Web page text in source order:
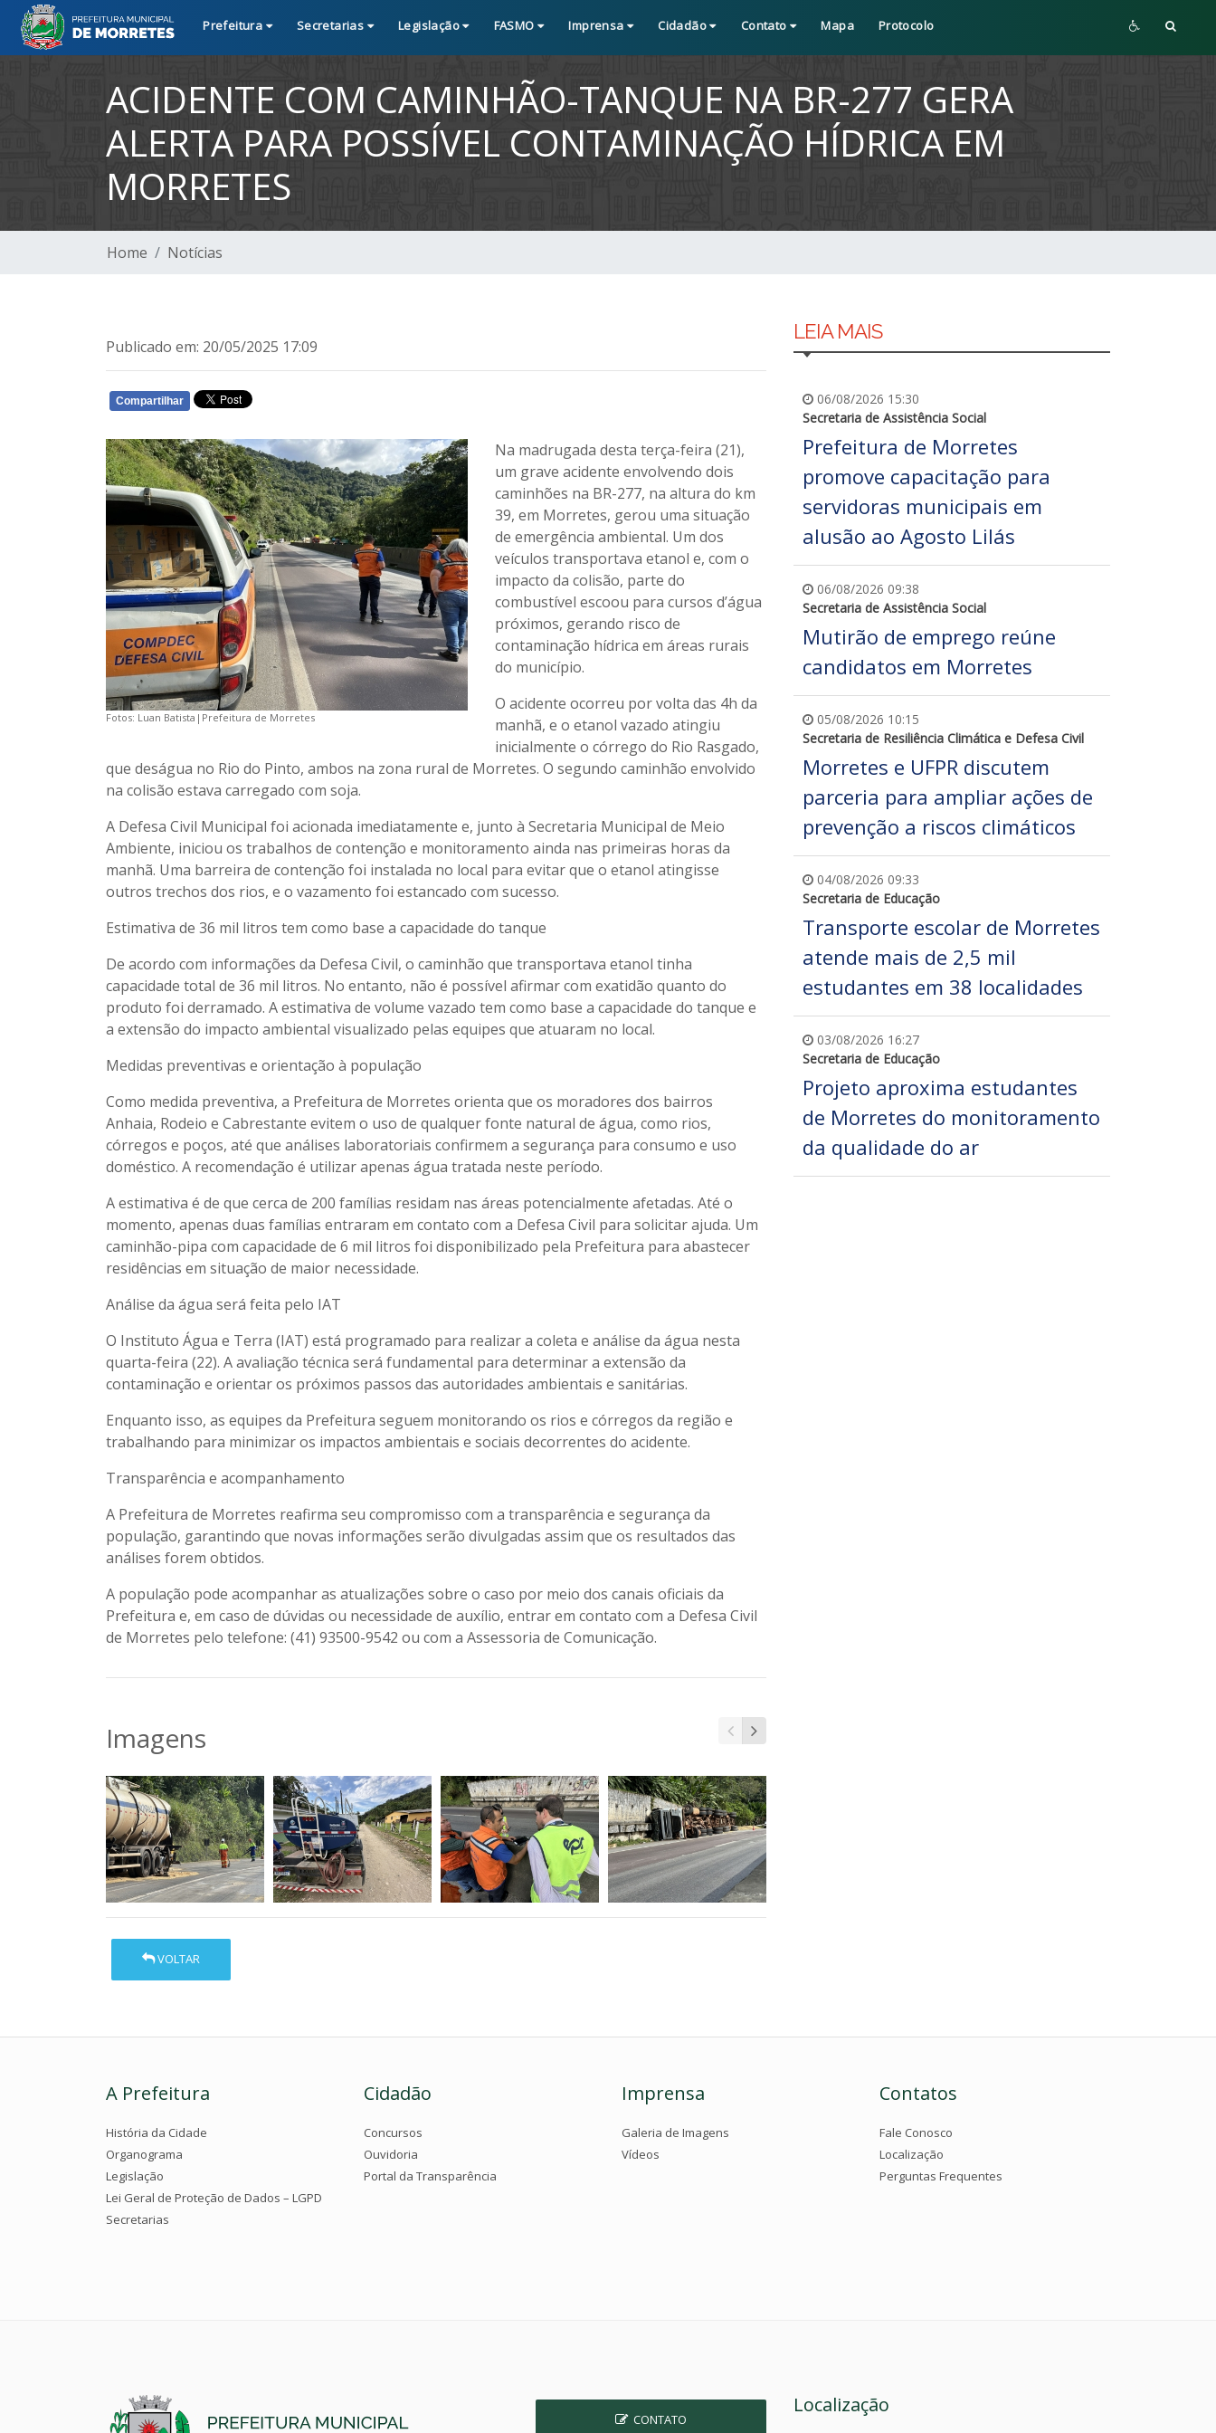
Prefeitura Secretarias Legislação FASMO Imprensa Cidadão Contato Mapa Protocolo
ACIDENTE COM CAMINHÃO-TANQUE NA BR-277 GERA
ALERTA PARA POSSÍVEL CONTAMINAÇÃO HÍDRICA EM
MORRETES
Home Notícias
Publicado em: 20/05/2025 17:09
Compartilhar
Fotos: Luan Batista|Prefeitura de Morretes
Na madrugada desta terça-feira (21),
um grave acidente envolvendo dois
caminhões na BR-277, na altura do km
39, em Morretes, gerou uma situação
de emergência ambiental. Um dos
veículos transportava etanol e, com o
impacto da colisão, parte do
combustível escoou para cursos d’água
próximos, gerando risco de
contaminação hídrica em áreas rurais
do município.
O acidente ocorreu por volta das 4h da
manhã, e o etanol vazado atingiu
inicialmente o córrego do Rio Rasgado,
que deságua no Rio do Pinto, ambos na zona rural de Morretes. O segundo caminhão envolvido
na colisão estava carregado com soja.
A Defesa Civil Municipal foi acionada imediatamente e, junto à Secretaria Municipal de Meio
Ambiente, iniciou os trabalhos de contenção e monitoramento ainda nas primeiras horas da
manhã. Uma barreira de contenção foi instalada no local para evitar que o etanol atingisse
outros trechos dos rios, e o vazamento foi estancado com sucesso.
Estimativa de 36 mil litros tem como base a capacidade do tanque
De acordo com informações da Defesa Civil, o caminhão que transportava etanol tinha
capacidade total de 36 mil litros. No entanto, não é possível afirmar com exatidão quanto do
produto foi derramado. A estimativa de volume vazado tem como base a capacidade do tanque e
a extensão do impacto ambiental visualizado pelas equipes que atuaram no local.
Medidas preventivas e orientação à população
Como medida preventiva, a Prefeitura de Morretes orienta que os moradores dos bairros
Anhaia, Rodeio e Cabrestante evitem o uso de qualquer fonte natural de água, como rios,
córregos e poços, até que análises laboratoriais confirmem a segurança para consumo e uso
doméstico. A recomendação é utilizar apenas água tratada neste período.
A estimativa é de que cerca de 200 famílias residam nas áreas potencialmente afetadas. Até o
momento, apenas duas famílias entraram em contato com a Defesa Civil para solicitar ajuda. Um
caminhão-pipa com capacidade de 6 mil litros foi disponibilizado pela Prefeitura para abastecer
residências em situação de maior necessidade.
Análise da água será feita pelo IAT
O Instituto Água e Terra (IAT) está programado para realizar a coleta e análise da água nesta
quarta-feira (22). A avaliação técnica será fundamental para determinar a extensão da
contaminação e orientar os próximos passos das autoridades ambientais e sanitárias.
Enquanto isso, as equipes da Prefeitura seguem monitorando os rios e córregos da região e
trabalhando para minimizar os impactos ambientais e sociais decorrentes do acidente.
Transparência e acompanhamento
A Prefeitura de Morretes reafirma seu compromisso com a transparência e segurança da
população, garantindo que novas informações serão divulgadas assim que os resultados das
análises forem obtidos.
A população pode acompanhar as atualizações sobre o caso por meio dos canais oficiais da
Prefeitura e, em caso de dúvidas ou necessidade de auxílio, entrar em contato com a Defesa Civil
de Morretes pelo telefone: (41) 93500-9542 ou com a Assessoria de Comunicação.
Imagens
VOLTAR
LEIA MAIS
06/08/2026 15:30
Secretaria de Assistência Social
Prefeitura de Morretes
promove capacitação para
servidoras municipais em
alusão ao Agosto Lilás
06/08/2026 09:38
Secretaria de Assistência Social
Mutirão de emprego reúne
candidatos em Morretes
05/08/2026 10:15
Secretaria de Resiliência Climática e Defesa Civil
Morretes e UFPR discutem
parceria para ampliar ações de
prevenção a riscos climáticos
04/08/2026 09:33
Secretaria de Educação
Transporte escolar de Morretes
atende mais de 2,5 mil
estudantes em 38 localidades
03/08/2026 16:27
Secretaria de Educação
Projeto aproxima estudantes
de Morretes do monitoramento
da qualidade do ar
A Prefeitura
História da Cidade
Organograma
Legislação
Lei Geral de Proteção de Dados – LGPD
Secretarias
Cidadão
Concursos
Ouvidoria
Portal da Transparência
Imprensa
Galeria de Imagens
Vídeos
Contatos
Fale Conosco
Localização
Perguntas Frequentes
CONTATO
Localização